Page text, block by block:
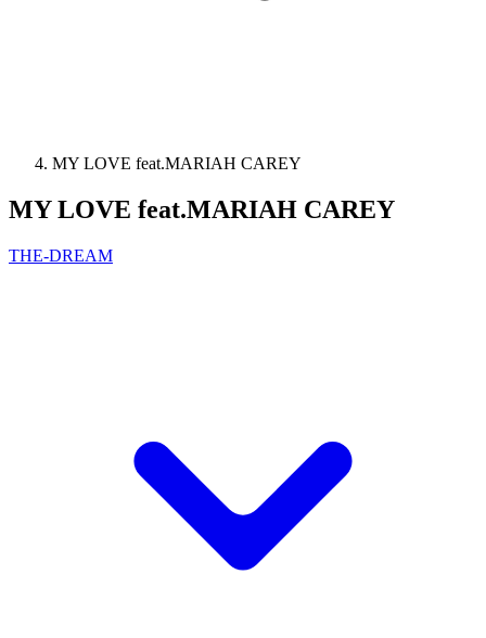
MY LOVE feat.MARIAH CAREY
MY LOVE feat.MARIAH CAREY
THE-DREAM